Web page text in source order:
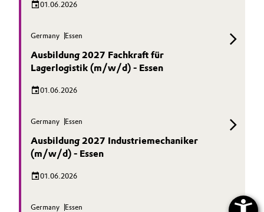
01.06.2026
Germany Essen
Ausbildung 2027 Fachkraft für
Lagerlogistik (m/w/d) - Essen
01.06.2026
Germany Essen
Ausbildung 2027 Industriemechaniker
(m/w/d) - Essen
01.06.2026
Germany Essen